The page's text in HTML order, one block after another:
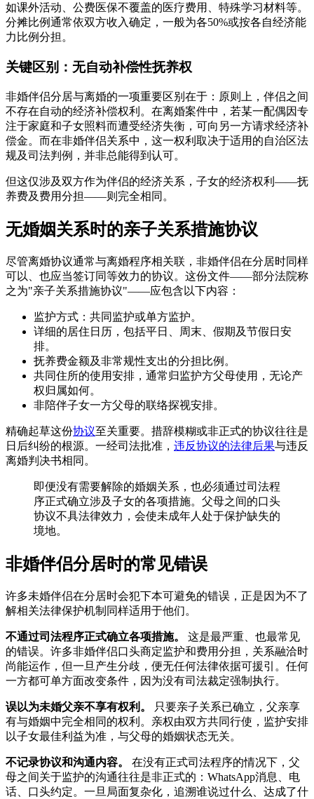
如课外活动、公费医保不覆盖的医疗费用、特殊学习材料等。
分摊比例通常依双方收入确定，一般为各50%或按各自经济能
力比例分担。
关键区别：无自动补偿性抚养权
非婚伴侣分居与离婚的一项重要区别在于：原则上，伴侣之间
不存在自动的经济补偿权利。在离婚案件中，若某一配偶因专
注于家庭和子女照料而遭受经济失衡，可向另一方请求经济补
偿金。而在非婚伴侣关系中，这一权利取决于适用的自治区法
规及司法判例，并非总能得到认可。
但这仅涉及双方作为伴侣的经济关系，子女的经济权利——抚
养费及费用分担——则完全相同。
无婚姻关系时的亲子关系措施协议
尽管离婚协议通常与离婚程序相关联，非婚伴侣在分居时同样
可以、也应当签订同等效力的协议。这份文件——部分法院称
之为"亲子关系措施协议"——应包含以下内容：
监护方式：共同监护或单方监护。
详细的居住日历，包括平日、周末、假期及节假日安
排。
抚养费金额及非常规性支出的分担比例。
共同住所的使用安排，通常归监护方父母使用，无论产
权归属如何。
非陪伴子女一方父母的联络探视安排。
精确起草这份协议至关重要。措辞模糊或非正式的协议往往是
日后纠纷的根源。一经司法批准， 违反协议的法律后果与违反
离婚判决书相同。
即便没有需要解除的婚姻关系，也必须通过司法程
序正式确立涉及子女的各项措施。父母之间的口头
协议不具法律效力，会使未成年人处于保护缺失的
境地。
非婚伴侣分居时的常见错误
许多未婚伴侣在分居时会犯下本可避免的错误，正是因为不了
解相关法律保护机制同样适用于他们。
不通过司法程序正式确立各项措施。
这是最严重、也最常见
的错误。许多非婚伴侣口头商定监护和费用分担，关系融洽时
尚能运作，但一旦产生分歧，便无任何法律依据可援引。任何
一方都可单方面改变条件，因为没有司法裁定强制执行。
误以为未婚父亲不享有权利。
只要亲子关系已确立，父亲享
有与婚姻中完全相同的权利。亲权由双方共同行使，监护安排
以子女最佳利益为准，与父母的婚姻状态无关。
不记录协议和沟通内容。
在没有正式司法程序的情况下，父
母之间关于监护的沟通往往是非正式的：WhatsApp消息、电
话、口头约定。一旦局面复杂化，追溯谁说过什么、达成了什